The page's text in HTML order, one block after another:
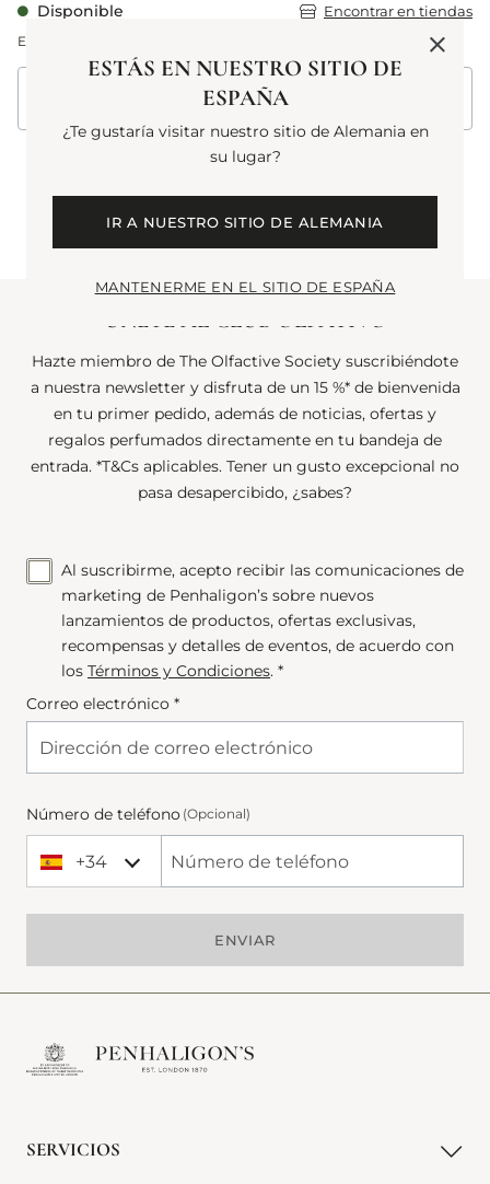
Disponible
Entrega estimada: 10-12 agosto 2026
Encontrar en tiendas
Envío estándar gratuito en pedidos superiores a 75 €
ÚNETE AL CLUB OLFATIVO
Hazte miembro de The Olfactive Society suscribiéndote
a nuestra newsletter y disfruta de un 15 %* de bienvenida
en tu primer pedido, además de noticias, ofertas y
regalos perfumados directamente en tu bandeja de
entrada. *T&Cs aplicables. Tener un gusto excepcional no
pasa desapercibido, ¿sabes?
Al suscribirme, acepto recibir las comunicaciones de
marketing de Penhaligon’s sobre nuevos
lanzamientos de productos, ofertas exclusivas,
recompensas y detalles de eventos, de acuerdo con
los Términos y Condiciones. *
Correo electrónico *
Número de teléfono (Opcional)
+34
+34 Spain (España)
Phone Number
ENVIAR
SERVICIOS
ESTÁS EN NUESTRO SITIO DE
ESPAÑA
¿Te gustaría visitar nuestro sitio de Alemania en
su lugar?
IR A NUESTRO SITIO DE ALEMANIA
MANTENERME EN EL SITIO DE ESPAÑA